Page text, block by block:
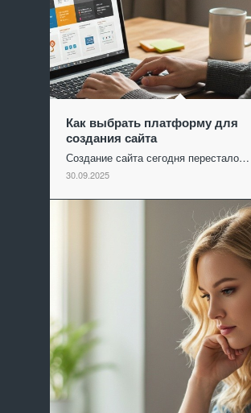
Как выбрать платформу для
создания сайта
Создание сайта сегодня перестало…
30.09.2025